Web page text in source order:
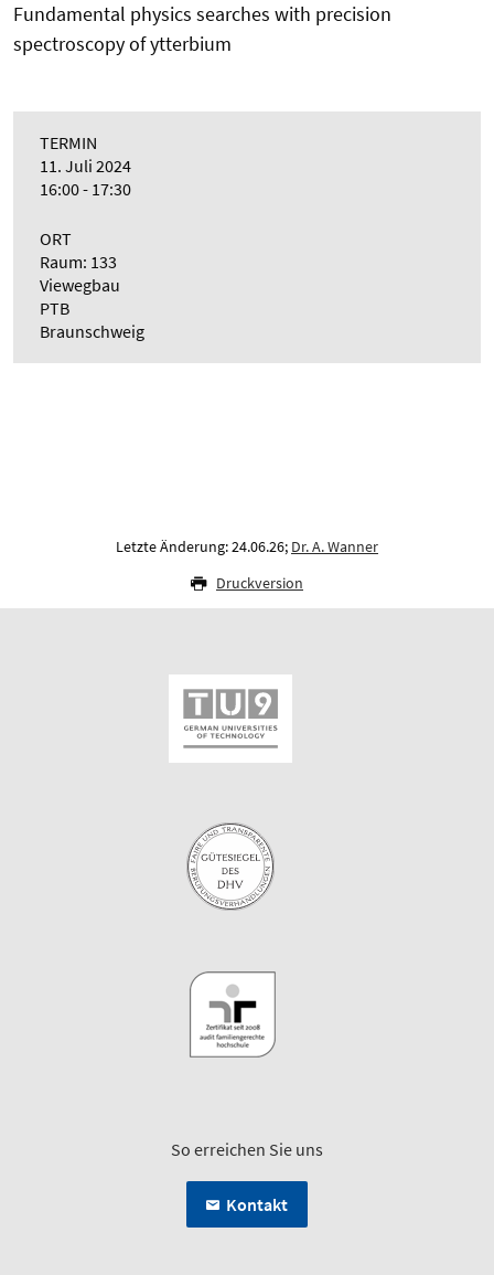
Fundamental physics searches with precision
spectroscopy of ytterbium
TERMIN
11. Juli 2024
16:00 - 17:30
ORT
Raum: 133
Viewegbau
PTB
Braunschweig
Letzte Änderung: 24.06.26; Dr. A. Wanner
Druckversion
So erreichen Sie uns
Kontakt